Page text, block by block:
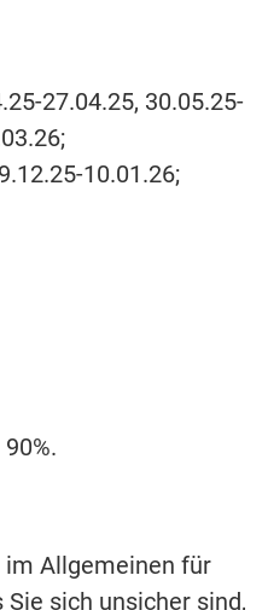
27.04.25, 30.05.25-
10.01.26;
Allgemeinen für
sich unsicher sind,